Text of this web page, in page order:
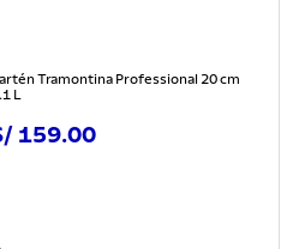
Tramontina Professional 20 cm
L
159.00